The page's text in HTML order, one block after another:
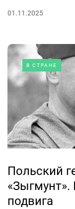
01.11.2025
В СТРАНЕ
Польский
подвига